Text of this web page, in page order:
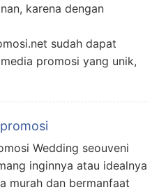
karena dengan
sudah dapat
promosi yang unik,
Wedding seouveni
inginnya atau idealnya
murah dan bermanfaat